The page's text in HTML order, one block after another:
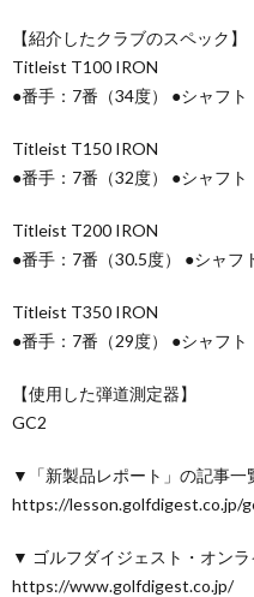
【紹介したクラブのスペック】
Titleist T100 IRON
●番手：7番（34度） ●シャフト
Titleist T150 IRON
●番手：7番（32度） ●シャフト
Titleist T200 IRON
●番手：7番（30.5度） ●シャフ
Titleist T350 IRON
●番手：7番（29度） ●シャフト
【使用した弾道測定器】
GC2
▼「新製品レポート」の記事一
https://lesson.golfdigest.co.jp/
▼ ゴルフダイジェスト・オンラ
https://www.golfdigest.co.jp/